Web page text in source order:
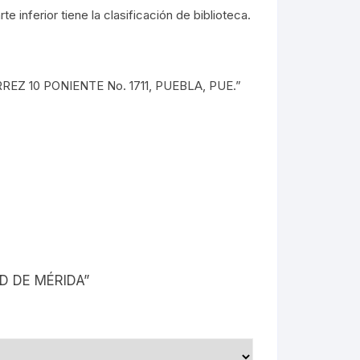
inferior tiene la clasificación de biblioteca.
10 PONIENTE No. 1711, PUEBLA, PUE.”
DE MÉRIDA”